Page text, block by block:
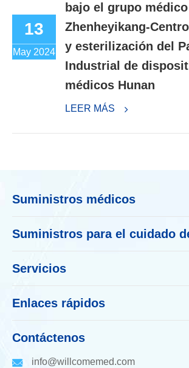
13
May 2024
bajo el grupo médico
Zhenheyikang-
y esterilización del
Industrial de
médicos Hunan
LEER MÁS
Suministros médicos
Suministros para el cuidado
Servicios
Enlaces rápidos
Contáctenos
info@willcomemed.com